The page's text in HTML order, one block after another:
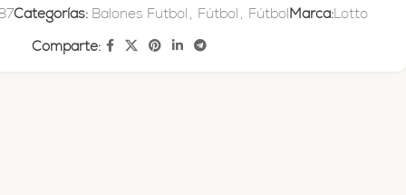
Categorías: Balones Futbol , Fútbol , FútbolMarca:Lotto
Comparte: